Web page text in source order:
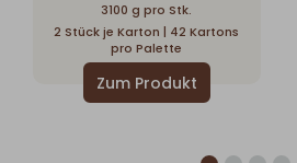
3100 g pro Stk.
2 Stück je Karton | 42 Kartons
pro Palette